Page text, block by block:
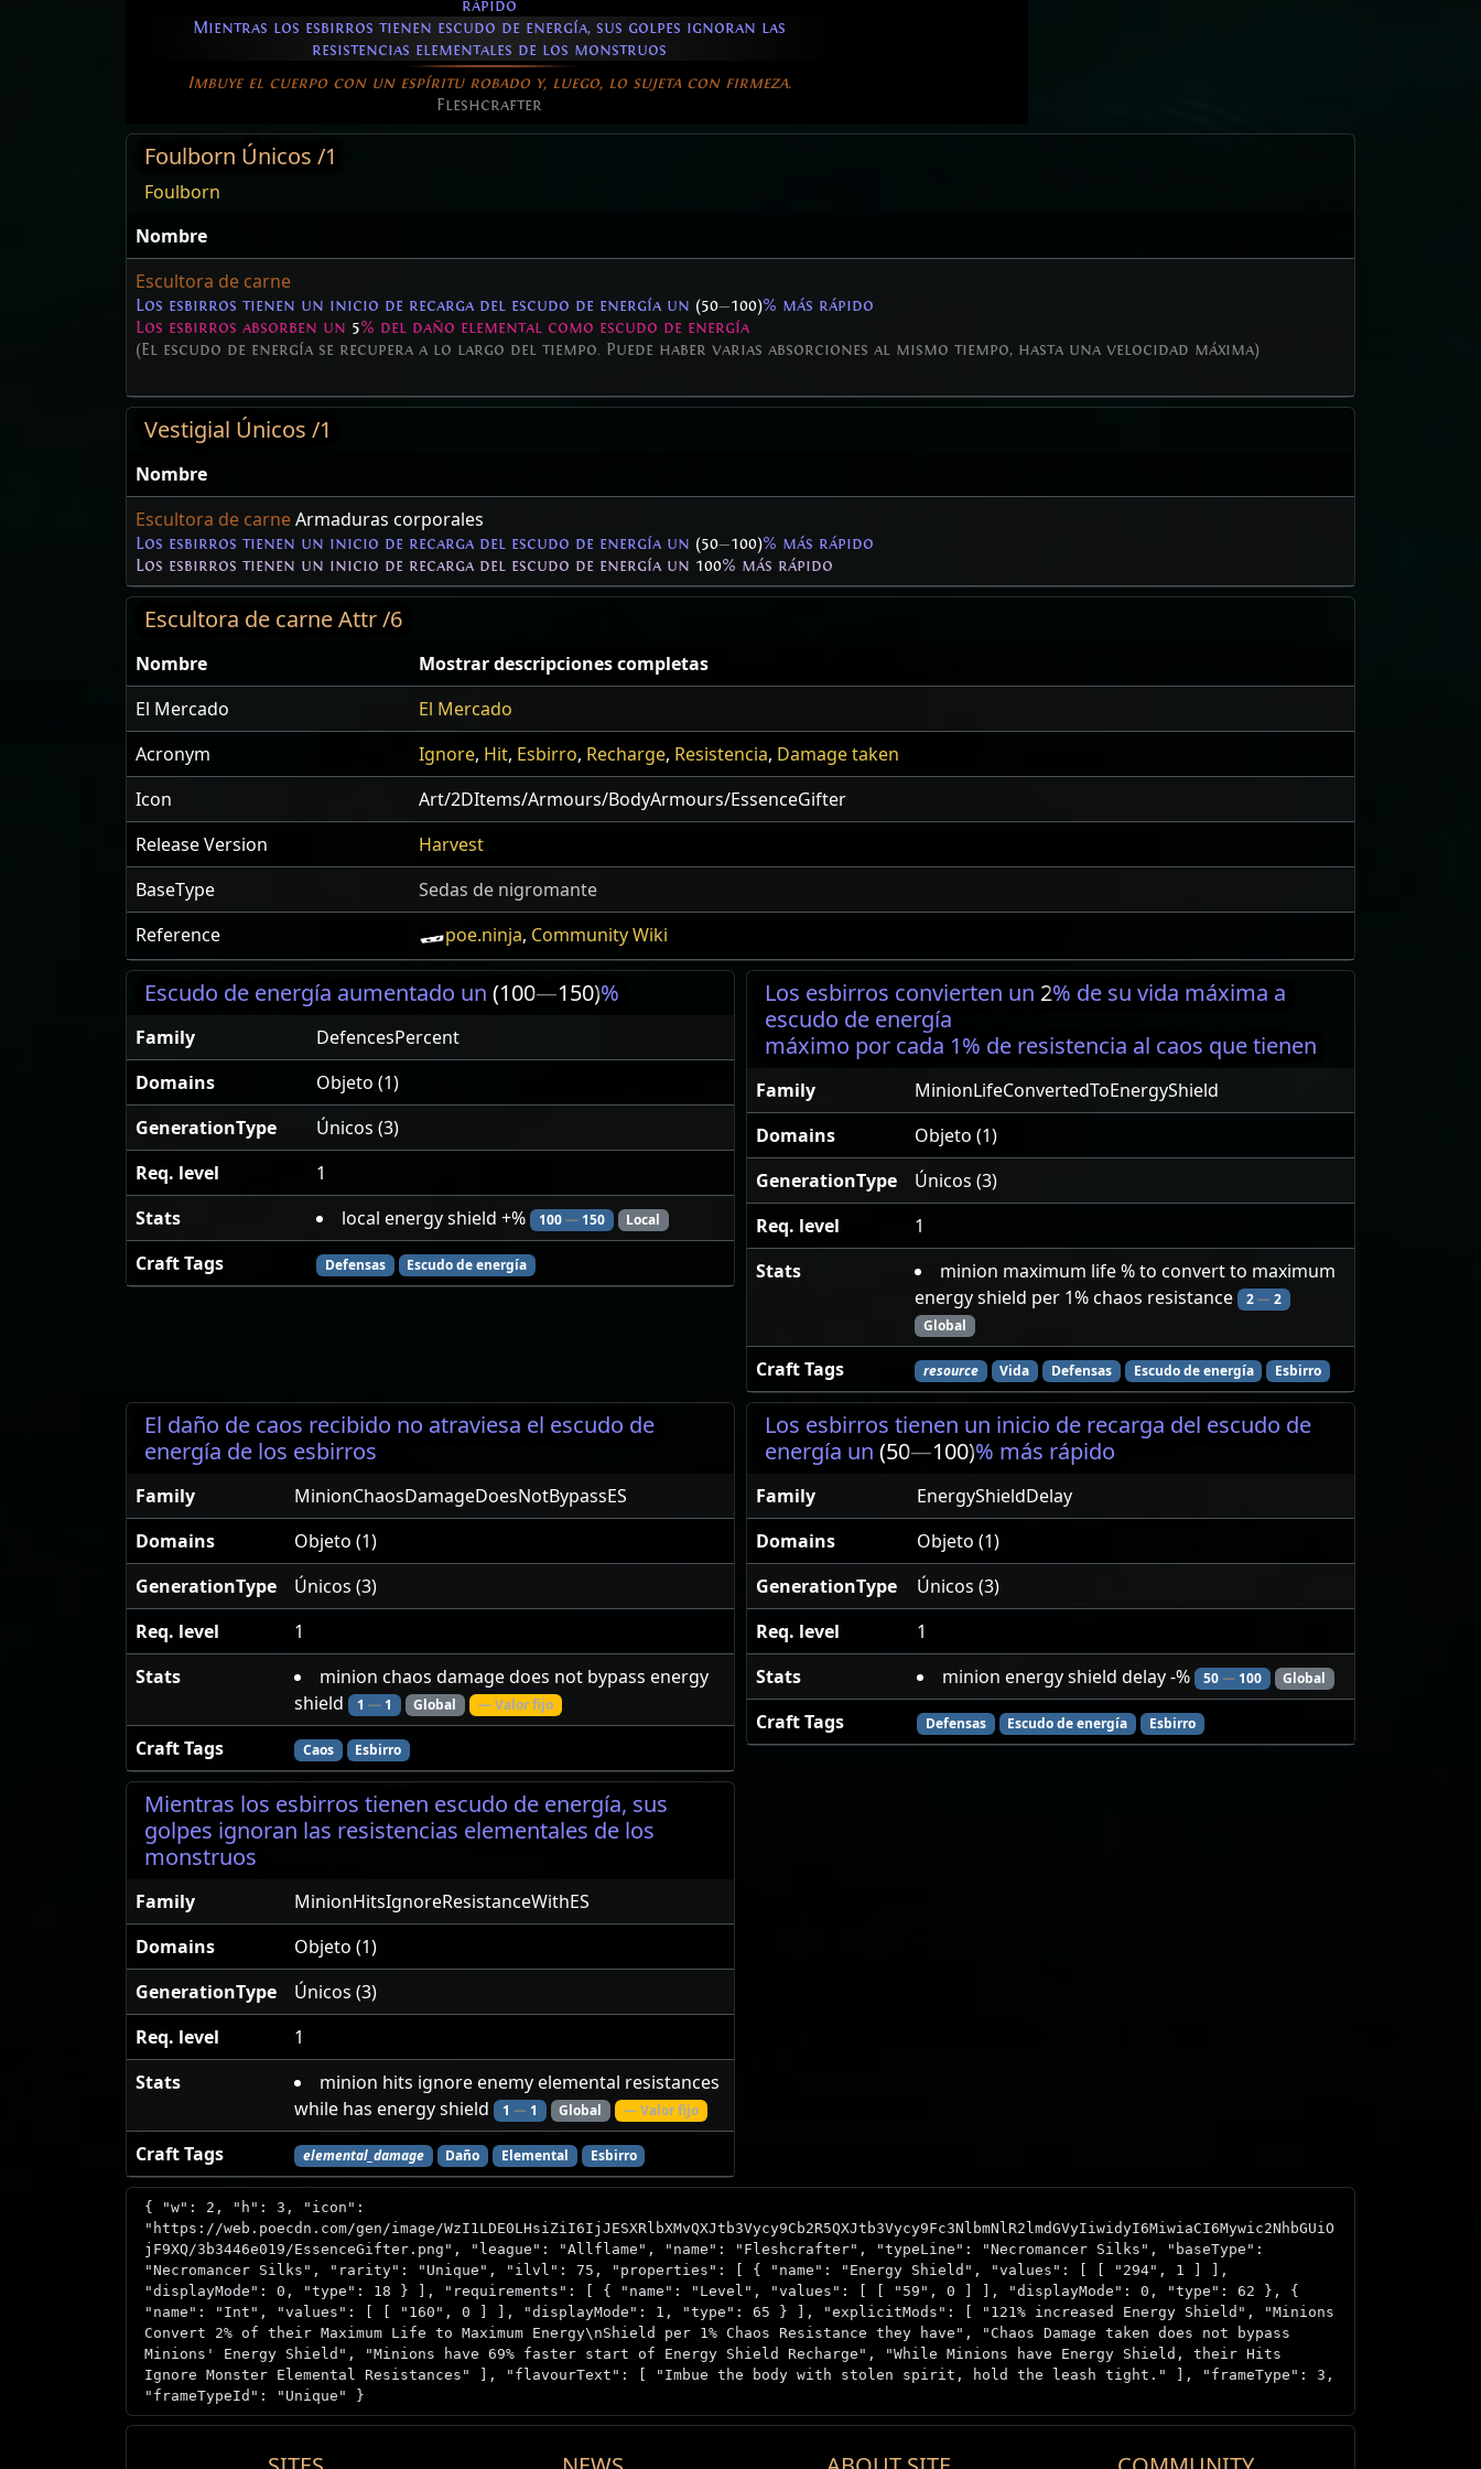
rápido
Mientras los esbirros tienen escudo de energía, sus golpes ignoran las
resistencias elementales de los monstruos
Imbuye el cuerpo con un espíritu robado y, luego, lo sujeta con firmeza.
Fleshcrafter
Foulborn Únicos /1
Foulborn
Nombre
Escultora de carne
Los esbirros tienen un inicio de recarga del escudo de energía un (50—100)% más rápido
Los esbirros absorben un 5% del daño elemental como escudo de energía
(El escudo de energía se recupera a lo largo del tiempo. Puede haber varias absorciones al mismo tiempo, hasta una velocidad máxima)
Vestigial Únicos /1
Nombre
Escultora de carneArmaduras corporales
Los esbirros tienen un inicio de recarga del escudo de energía un (50—100)% más rápido
Los esbirros tienen un inicio de recarga del escudo de energía un 100% más rápido
Escultora de carne Attr /6
Nombre
Mostrar descripciones completas
El Mercado
El Mercado
Acronym
Ignore, Hit, Esbirro, Recharge, Resistencia, Damage taken
Icon
Art/2DItems/Armours/BodyArmours/EssenceGifter
Release Version
Harvest
BaseType
Sedas de nigromante
Reference
poe.ninja, Community Wiki
Escudo de energía aumentado un (100—150)%
Family
DefencesPercent
Domains
Objeto (1)
GenerationType
Únicos (3)
Req. level
1
Stats
local energy shield +% 100—150 Local
Craft Tags Defensas Escudo de energía
Los esbirros convierten un 2% de su vida máxima a
escudo de energía
máximo por cada 1% de resistencia al caos que tienen
Family
MinionLifeConvertedToEnergyShield
Domains
Objeto (1)
GenerationType
Únicos (3)
Req. level
1
Stats
minion maximum life % to convert to maximum
energy shield per 1% chaos resistance
2—2
Global
Craft Tags resource Vida Defensas Escudo de energía Esbirro
El daño de caos recibido no atraviesa el escudo de
energía de los esbirros
Family
MinionChaosDamageDoesNotBypassES
Domains
Objeto (1)
GenerationType
Únicos (3)
Req. level
1
Stats
minion chaos damage does not bypass energy
shield
1 —1 Global — Valor fijo
Craft Tags Caos Esbirro
Los esbirros tienen un inicio de recarga del escudo de
energía un (50—100)% más rápido
Family
EnergyShieldDelay
Domains
Objeto (1)
GenerationType
Únicos (3)
Req. level
1
Stats
minion energy shield delay -% 50—100 Global
Craft Tags Defensas Escudo de energía Esbirro
Mientras los esbirros tienen escudo de energía, sus
golpes ignoran las resistencias elementales de los
monstruos
Family
MinionHitsIgnoreResistanceWithES
Domains
Objeto (1)
GenerationType
Únicos (3)
Req. level
1
Stats
minion hits ignore enemy elemental resistances
while has energy shield
1 —1 Global — Valor fijo
Craft Tags elemental_damage Daño Elemental Esbirro
{ "w": 2, "h": 3, "icon":
"https://web.poecdn.com/gen/image/WzI1LDE0LHsiZiI6IjJESXRlbXMvQXJtb3Vycy9Cb2R5QXJtb3Vycy9Fc3NlbmNlR2lmdGVyIiwidyI6MiwiaCI6Mywic2NhbGUiO
jF9XQ/3b3446e019/EssenceGifter.png", "league": "Allflame", "name": "Fleshcrafter", "typeLine": "Necromancer Silks", "baseType":
"Necromancer Silks", "rarity": "Unique", "ilvl": 75, "properties": [ { "name": "Energy Shield", "values": [ [ "294", 1 ] ],
"displayMode": 0, "type": 18 } ], "requirements": [ { "name": "Level", "values": [ [ "59", 0 ] ], "displayMode": 0, "type": 62 }, {
"name": "Int", "values": [ [ "160", 0 ] ], "displayMode": 1, "type": 65 } ], "explicitMods": [ "121% increased Energy Shield", "Minions
Convert 2% of their Maximum Life to Maximum Energy\nShield per 1% Chaos Resistance they have", "Chaos Damage taken does not bypass
Minions' Energy Shield", "Minions have 69% faster start of Energy Shield Recharge", "While Minions have Energy Shield, their Hits
Ignore Monster Elemental Resistances" ], "flavourText": [ "Imbue the body with stolen spirit, hold the leash tight." ], "frameType": 3,
"frameTypeId": "Unique" }